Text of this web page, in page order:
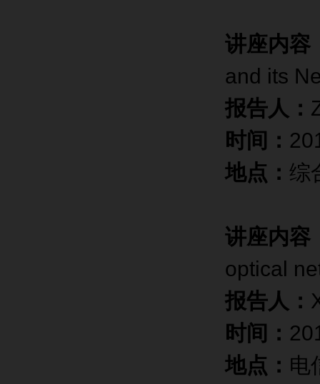
讲座内容
and its
报告人：
时间：
地点： 综
讲座内容
optical
报告人：
时间：
地点： 电